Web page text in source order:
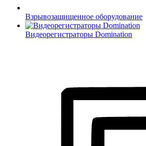
Взрывозащищенное оборудование
Видеорегистраторы Domination